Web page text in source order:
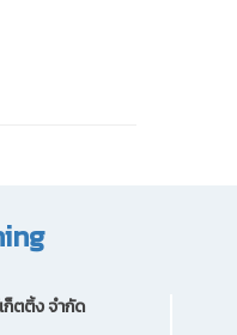
ก็ตติ้ง จํากัด